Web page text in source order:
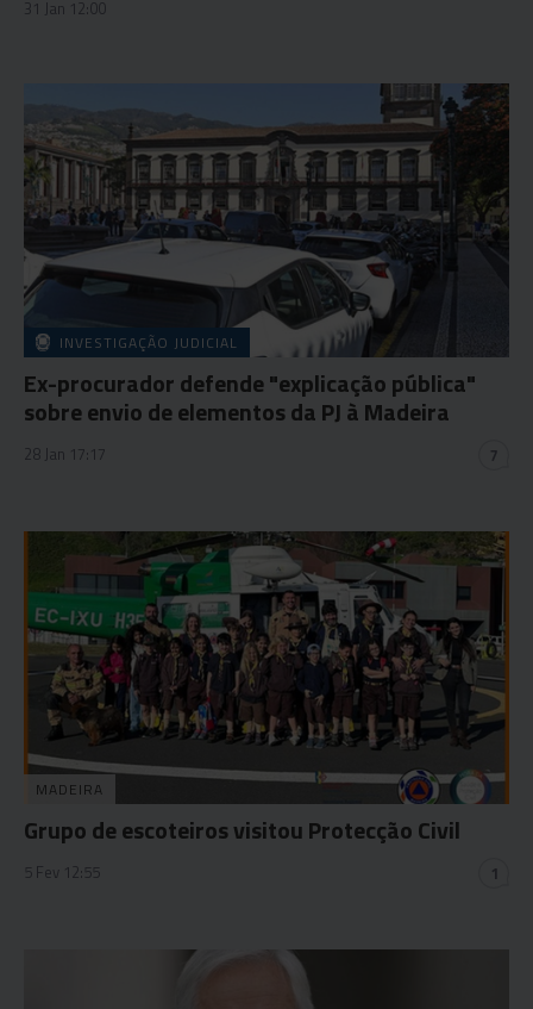
31 Jan 12:00
INVESTIGAÇÃO JUDICIAL
Ex-procurador defende "explicação pública"
sobre envio de elementos da PJ à Madeira
28 Jan 17:17 7
MADEIRA
Grupo de escoteiros visitou Protecção Civil
5 Fev 12:55 1